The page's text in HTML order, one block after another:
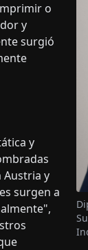
o
y
surgió
y
Austria y
surgen a